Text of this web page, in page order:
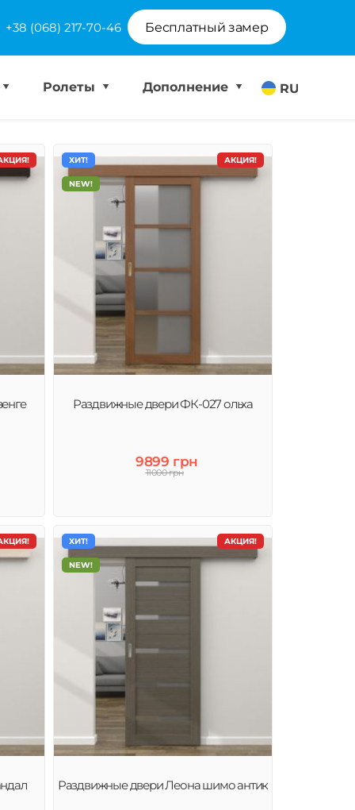
+38 (068) 217-70-46 Бесплатный замер
RU
Ролеты Дополнение
АКЦИЯ!
ХИТ!
NEW!
Раздвижные двери ФК-027 ольха
9899 грн
11000 грн
АКЦИЯ!
ХИТ!
NEW!
Раздвижные двери Леона шимо антик